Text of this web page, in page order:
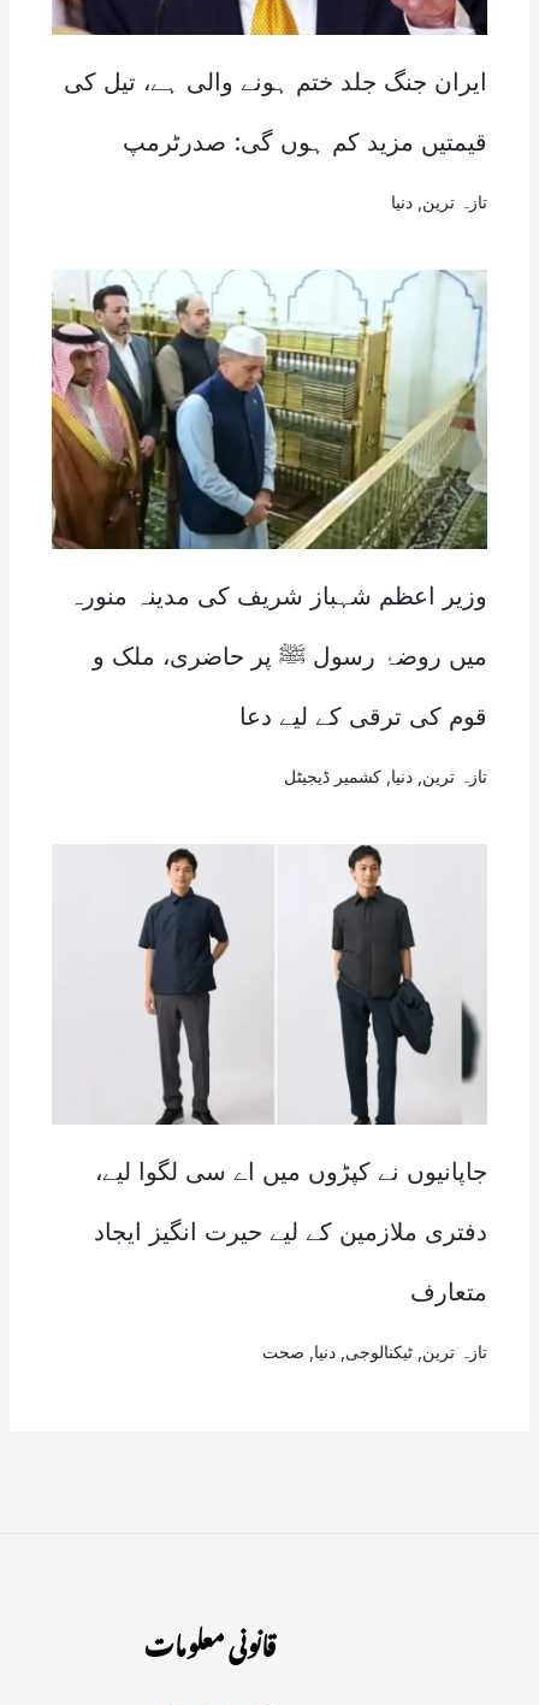
ایران جنگ جلد ختم ہونے والی ہے، تیل کی
قیمتیں مزید کم ہوں گی: صدرٹرمپ
تازہ ترین دنیا
وزیر اعظم شہباز شریف کی مدینہ منورہ
میں روضۂ رسول ﷺ پر حاضری، ملک و
قوم کی ترقی کے لیے دعا
تازہ ترین دنیا کشمیر ڈیجیٹل
جاپانیوں نے کپڑوں میں اے سی لگوا لیے،
دفتری ملازمین کے لیے حیرت انگیز ایجاد
متعارف
تازہ ترین ٹیکنالوجی دنیا صحت
قانونی معلومات